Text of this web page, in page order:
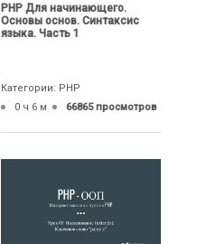
PHP Для начинающего.
Основы основ. Синтаксис
языка. Часть 1
Категории: PHP
0 ч 6 м
66865 просмотров